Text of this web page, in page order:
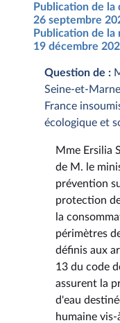
Publication de la
26 septembre
Publication de la
19 décembre
Question de :
Seine-et-
France
écologique et
Mme Ersilia
de M. le
prévention
protection
la
périmètres
définis aux
13 du code
assurent la
d'eau
humaine